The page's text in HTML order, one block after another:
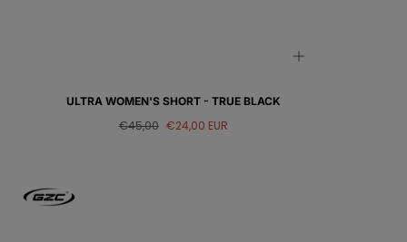
ULTRA WOMEN'S SHORT - TRUE BLACK
Prix
€45,00 Prix
€24,00 EUR